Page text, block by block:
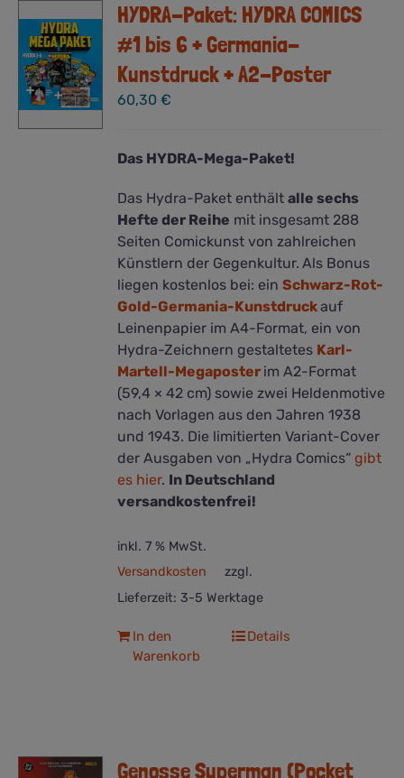
Die
können
auf
werden
HYDRA-Paket: HYDRA COMICS
#1 bis 6 + Germania-
Kunstdruck + A2-Poster
60,30€
Das HYDRA-Mega-Paket!
Das Hydra-Paket enthältalle sechs
Hefte der Reihe mit insgesamt 288
Seiten Comickunst von zahlreichen
Künstlern der Gegenkultur. Als Bonus
liegen kostenlos bei: einSchwarz-Rot-
Gold-Germania-Kunstdruckauf
Leinenpapier im A4-Format, ein von
Hydra-Zeichnern gestaltetes Karl-
Martell-Megaposter im A2-Format
(59,4 × 42 cm) sowie zwei Heldenmotive
nach Vorlagen aus den Jahren 1938
und 1943. Die limitierten Variant-Cover
der Ausgaben von „Hydra Comics“ gibt
es hier. In Deutschland
versandkostenfrei!
inkl. 7 % MwSt.
zzgl.
Versandkosten
Lieferzeit: 3-5 Werktage
In den
Warenkorb
Details
Genosse Superman (Pocket